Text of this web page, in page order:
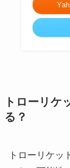
トローリケ
る？
トローリケッ